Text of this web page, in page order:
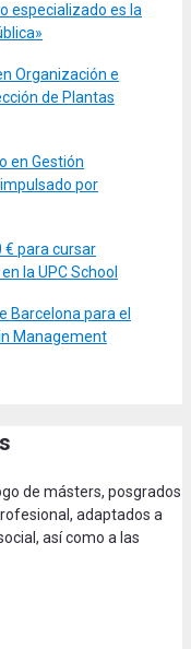
especializado es la
Organización e
de Plantas
en Gestión
por
€ para cursar
la UPC School
Barcelona para el
Management
de másters, posgrados
adaptados a
así como a las